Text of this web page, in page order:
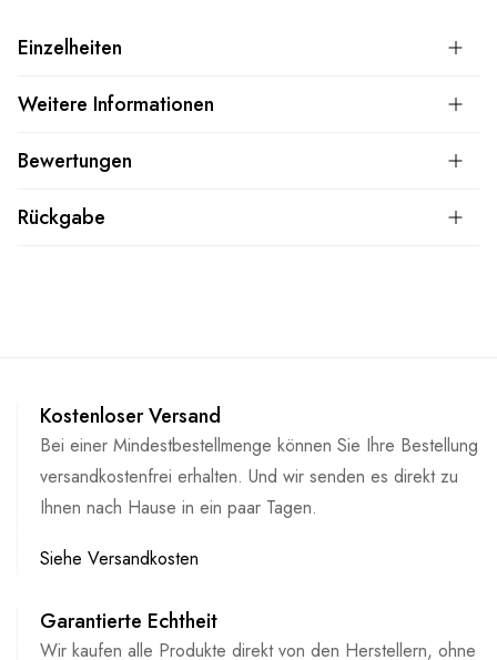
Einzelheiten
Weitere Informationen
Bewertungen
Rückgabe
Kostenloser Versand
Bei einer Mindestbestellmenge können Sie Ihre Bestellung
versandkostenfrei erhalten. Und wir senden es direkt zu
Ihnen nach Hause in ein paar Tagen.
Siehe Versandkosten
Garantierte Echtheit
Wir kaufen alle Produkte direkt von den Herstellern, ohne